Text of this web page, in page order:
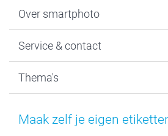
Fotoboeken
Fotocadeaus
Kaarten
Over smartphoto
Vacatures
Bestelproces
Herroepingsrecht
Service & contact
Tevredenheidsgarantie
Mijn orderstatus
Thema's
Baby
Maak zelf je eigen